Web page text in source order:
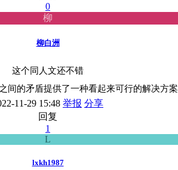
0
柳
柳白洲
这个同人文还不错
间的矛盾提供了一种看起来可行的解决方案
11-29 15:48 举报 分享
回复
1
L
lxkh1987